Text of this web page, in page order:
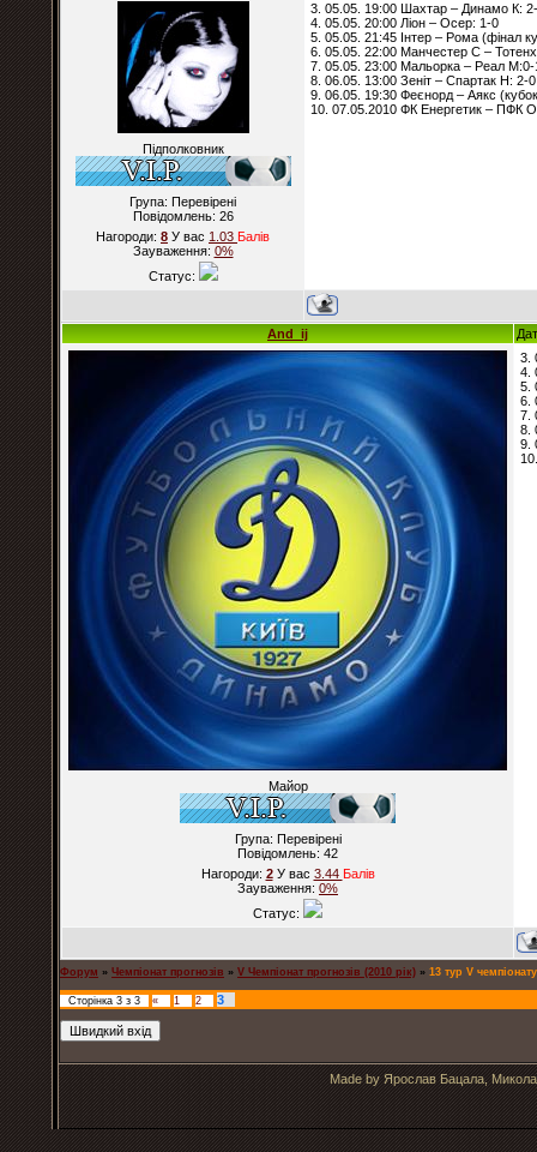
Підполковник
Група: Перевірені
Повідомлень: 26
Нагороди: 8 У вас 1.03 Балiв
Зауваження: 0%
Статус:
3. 05.05. 19:00 Шахтар – Динамо К:
4. 05.05. 20:00 Ліон – Осер: 1-0
5. 05.05. 21:45 Інтер – Рома (фінал
6. 05.05. 22:00 Манчестер С –
7. 05.05. 23:00 Мальорка – Реал М:0-
8. 06.05. 13:00 Зеніт – Спартак Н: 2-0
9. 06.05. 19:30 Феєнорд – Аякс
10. 07.05.2010 ФК Енергетик – ПФК
And_ij
Майор
Група: Перевірені
Повідомлень: 42
Нагороди: 2У вас 3.44 Балiв
Зауваження: 0%
Статус:
3.
4.
5.
6.
7.
8.
9.
Форум » Чемпіонат прогнозів » V Чемпіонат прогнозів (2010 рік) » 13 тур V
Сторінка 3 з 3 « 1 2 3
Made by Ярослав Бацала,